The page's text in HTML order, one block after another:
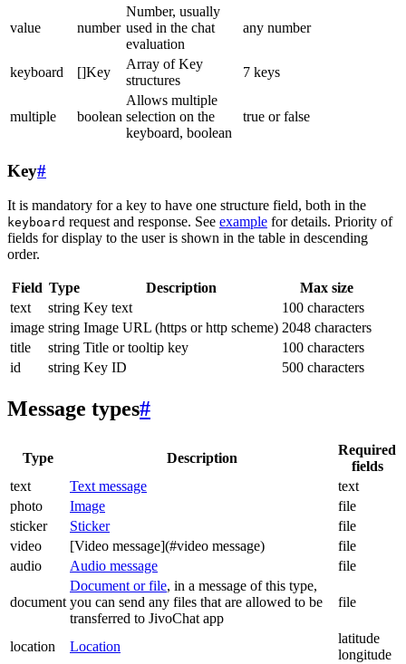
value number
Number, usually
used in the chat
evaluation
any number
keyboard []Key
Array of Key
structures
7 keys
multiple boolean
Allows multiple
selection on the
keyboard, boolean
true or false
Key#
It is mandatory for a key to have one structure field, both in the
keyboard request and response. See example for details. Priority of
fields for display to the user is shown in the table in descending
order.
Field Type Description
Max size
text
string Key text
100 characters
image string Image URL (https or http scheme) 2048 characters
title
string Title or tooltip key
100 characters
id
string Key ID 500 characters
Message types#
Type Description
Required
fields
text
Text message
text
photo
Image
file
sticker
Sticker
file
video
[Video message](#video message)
file
audio
Audio message file
document
Document or file, in a message of this type,
you can send any files that are allowed to be
transferred to JivoChat app
file
location Location
latitude
longitude